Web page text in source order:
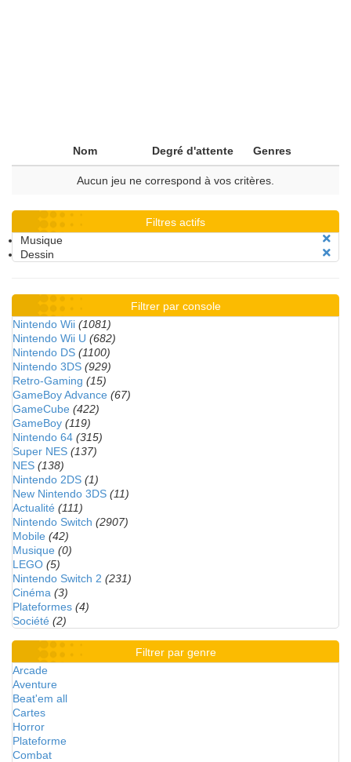
Nom Degré d'attente Genres
Aucun jeu ne correspond à vos critères.
Filtres actifs
Musique
Dessin
Filtrer par console
Nintendo Wii (1081)
Nintendo Wii U (682)
Nintendo DS (1100)
Nintendo 3DS (929)
Retro-Gaming (15)
GameBoy Advance (67)
GameCube (422)
GameBoy (119)
Nintendo 64 (315)
Super NES (137)
NES (138)
Nintendo 2DS (1)
New Nintendo 3DS (11)
Actualité (111)
Nintendo Switch (2907)
Mobile (42)
Musique (0)
LEGO (5)
Nintendo Switch 2 (231)
Cinéma (3)
Plateformes (4)
Société (2)
Filtrer par genre
Arcade
Aventure
Beat'em all
Cartes
Horror
Plateforme
Combat